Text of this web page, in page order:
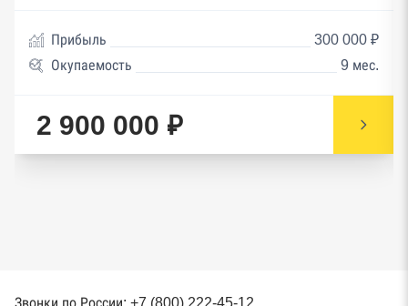
Прибыль
300 000 ₽
Окупаемость
9 мес.
2 900 000 ₽
Звонки по России: +7 (800) 222-45-12